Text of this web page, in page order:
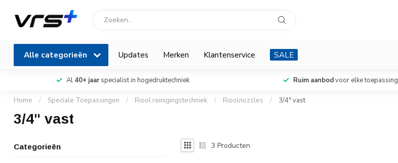
Alle categorieën Updates Merken Klantenservice SALE
Al 40+ jaarspecialist in hogedruktechniek Ruim aanbodvoor elke toepassing
Home / Speciale Toepassingen / Riool reinigingstechniek / Rioolnozzles / 3/4" vast
3/4" vast
Categorieën 3 Producten